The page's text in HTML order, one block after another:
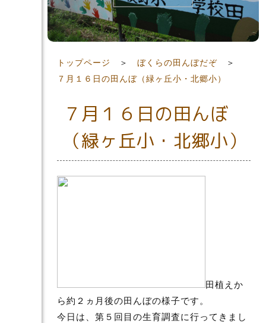
トップページ ＞ぼくらの田んぼだぞ ＞
７月１６日の田んぼ（緑ヶ丘小・北郷小）
７月１６日の田んぼ
（緑ヶ丘小・北郷小）
田植えか
ら約２ヵ月後の田んぼの様子です。
今日は、第５回目の生育調査に行ってきまし